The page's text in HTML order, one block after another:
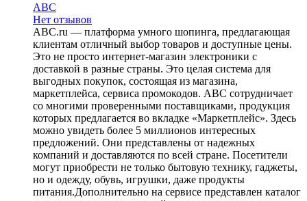
ABC
Нет отзывов
ABC.ru — платформа умного шопинга, предлагающая
клиентам отличный выбор товаров и доступные цены.
Это не просто интернет-магазин электроники с
доставкой в разные страны. Это целая система для
выгодных покупок, состоящая из магазина,
маркетплейса, сервиса промокодов. ABC сотрудничает
со многими проверенными поставщиками, продукция
которых предлагается во вкладке «Маркетплейс». Здесь
можно увидеть более 5 миллионов интересных
предложений. Они представлены от надежных
компаний и доставляются по всей стране. Посетители
могут приобрести не только бытовую технику, гаджеты,
но и одежду, обувь, игрушки, даже продукты
питания.Дополнительно на сервисе представлен каталог